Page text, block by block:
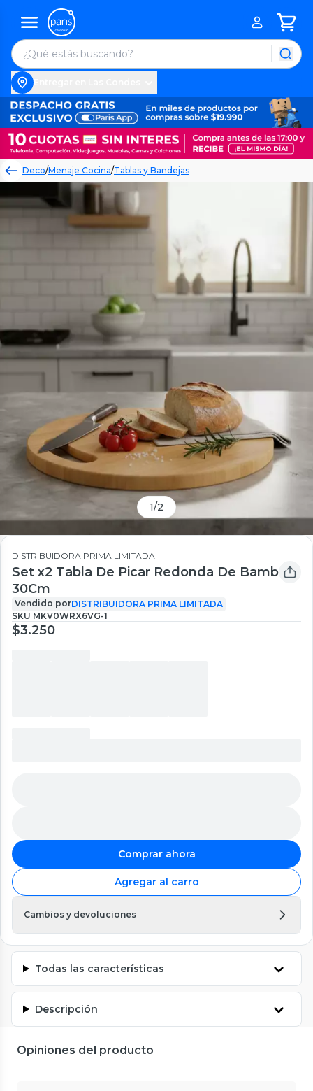
Deco/Menaje Cocina/Tablas y Bandejas
1/2
DISTRIBUIDORA PRIMA LIMITADA
Set x2 Tabla De Picar Redonda De Bamb
30Cm
Vendido porDISTRIBUIDORA PRIMA LIMITADA
SKU MKV0WRX6VG-1
$3.250
Comprar ahora
Agregar al carro
Cambios y devoluciones
Todas las características
Descripción
Opiniones del producto